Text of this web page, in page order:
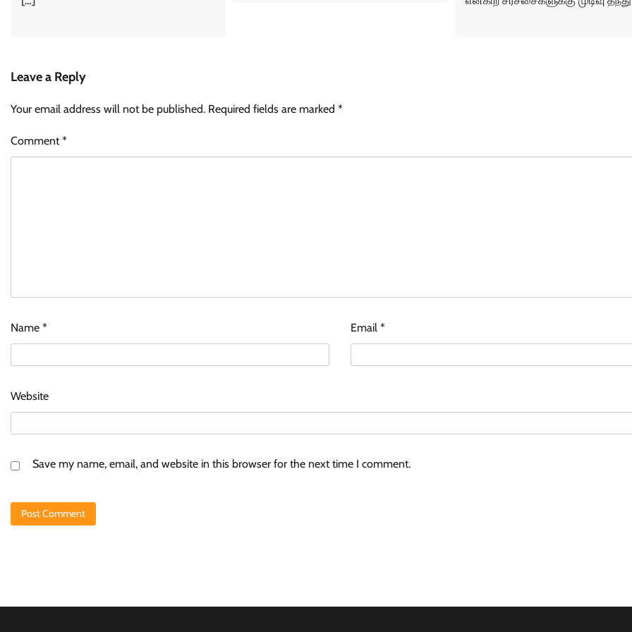
Leave a Reply
Your email address will not be published. Required fields are marked *
Comment*
Name * Email*
Website
Save my name, email, and website in this browser for the next time I comment.